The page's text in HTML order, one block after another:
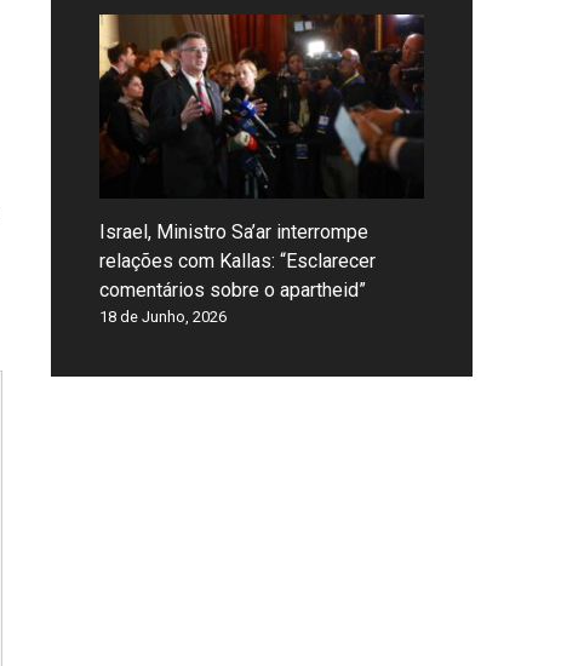
Israel, Ministro Sa’ar interrompe
relações com Kallas: “Esclarecer
comentários sobre o apartheid”
18 de Junho, 2026